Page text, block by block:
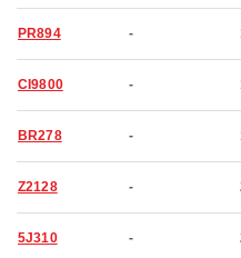
PR894 -
CI9800 -
BR278 -
Z2128 -
5J310 -